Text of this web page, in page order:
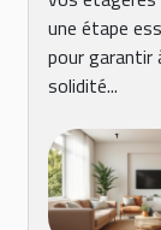
livres ?
une étape
pour garantir
solidité...